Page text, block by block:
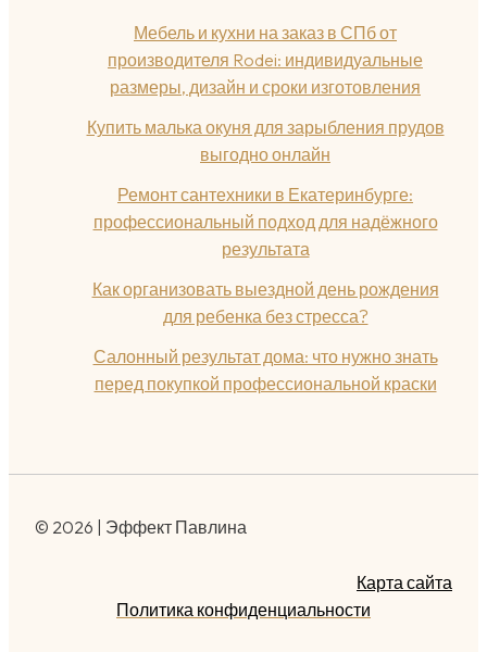
Мебель и кухни на заказ в СПб от
производителя Rodei: индивидуальные
размеры, дизайн и сроки изготовления
Купить малька окуня для зарыбления прудов
выгодно онлайн
Ремонт сантехники в Екатеринбурге:
профессиональный подход для надёжного
результата
Как организовать выездной день рождения
для ребенка без стресса?
Салонный результат дома: что нужно знать
перед покупкой профессиональной краски
© 2026 | Эффект Павлина
Карта сайта
Политика конфиденциальности